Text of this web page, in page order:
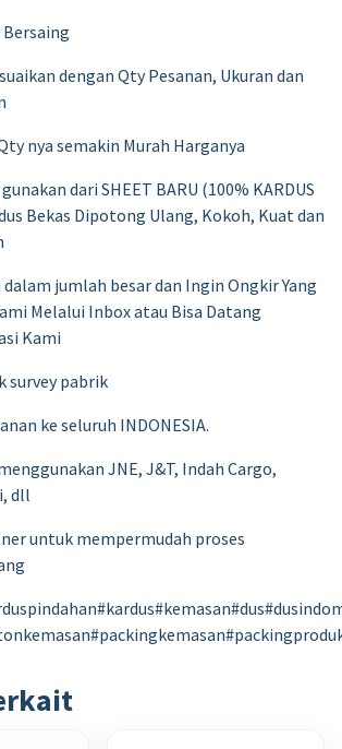
Bersaing
dengan Qty Pesanan, Ukuran dan
nya semakin Murah Harganya
dari SHEET BARU (100% KARDUS
Bekas Dipotong Ulang, Kokoh, Kuat dan
jumlah besar dan Ingin Ongkir Yang
Melalui Inbox atau Bisa Datang
Kami
survey pabrik
ke seluruh INDONESIA.
JNE, J&T, Indah Cargo,
dll
untuk mempermudah proses